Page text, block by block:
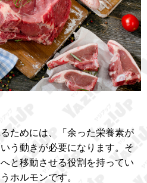
ためには、「余った栄養素が
う動きが必要になります。そ
と移動させる役割を持ってい
ホルモンです。